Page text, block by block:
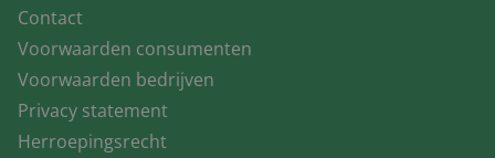
Contact
Voorwaarden consumenten
Voorwaarden bedrijven
Privacy statement
Herroepingsrecht